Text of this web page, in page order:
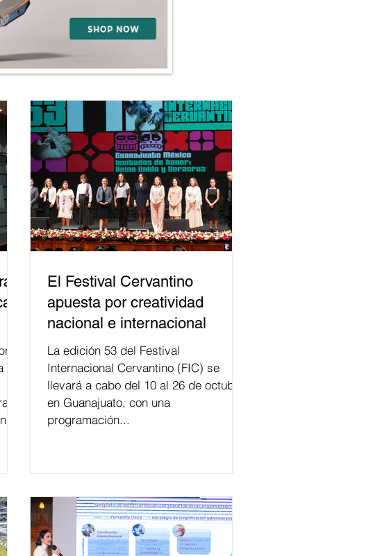
la
El Festival Cervantino
apuesta por creatividad
nacional e internacional
La edición 53 del Festival
Internacional Cervantino (FIC) se
llevará a cabo del 10 al 26 de octubre
en Guanajuato, con una
programación...